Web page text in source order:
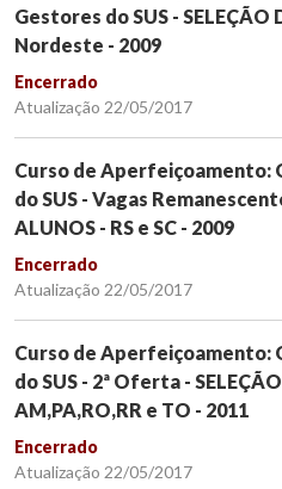
Gestores do SUS - SELEÇÃO
Nordeste - 2009
Encerrado
Atualização 22/05/2017
Curso de Aperfeiçoamento:
do SUS - Vagas
ALUNOS - RS e SC - 2009
Encerrado
Atualização 22/05/2017
Curso de Aperfeiçoamento:
do SUS - 2ª Oferta -
AM,PA,RO,RR e TO - 2011
Encerrado
Atualização 22/05/2017